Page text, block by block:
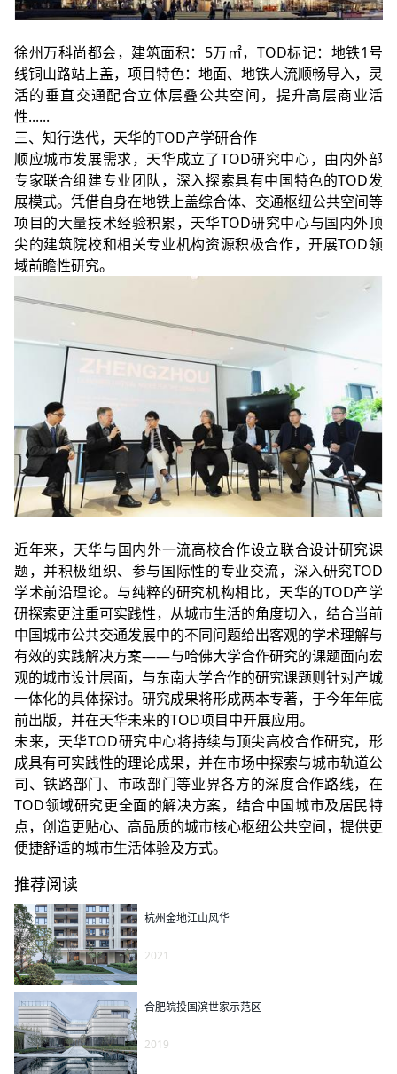
徐州万科尚都会，建筑面积：5万㎡，TOD标记：地铁1号
线铜山路站上盖，项目特色：地面、地铁人流顺畅导入，灵
活的垂直交通配合立体层叠公共空间，提升高层商业活
性......
三、知行迭代，天华的TOD产学研合作
顺应城市发展需求，天华成立了TOD研究中心，由内外部
专家联合组建专业团队，深入探索具有中国特色的TOD发
展模式。凭借自身在地铁上盖综合体、交通枢纽公共空间等
项目的大量技术经验积累，天华TOD研究中心与国内外顶
尖的建筑院校和相关专业机构资源积极合作，开展TOD领
域前瞻性研究。
近年来，天华与国内外一流高校合作设立联合设计研究课
题，并积极组织、参与国际性的专业交流，深入研究TOD
学术前沿理论。与纯粹的研究机构相比，天华的TOD产学
研探索更注重可实践性，从城市生活的角度切入，结合当前
中国城市公共交通发展中的不同问题给出客观的学术理解与
有效的实践解决方案——与哈佛大学合作研究的课题面向宏
观的城市设计层面，与东南大学合作的研究课题则针对产城
一体化的具体探讨。研究成果将形成两本专著，于今年年底
前出版，并在天华未来的TOD项目中开展应用。
未来， 天华TOD研究中心将持续与顶尖高校合作研究，形
成具有可实践性的理论成果，并在市场中探索与城市轨道公
司、铁路部门、市政部门等业界各方的深度合作路线，在
TOD领域研究更全面的解决方案，结合中国城市及居民特
点，创造更贴心、高品质的城市核心枢纽公共空间，提供更
便捷舒适的城市生活体验及方式。
推荐阅读
杭州金地江山风华
2021
合肥皖投国滨世家示范区
2019